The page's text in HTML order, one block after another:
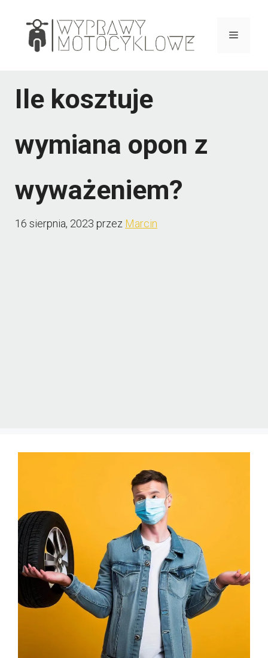
Menu
Ile kosztuje
wymiana opon z
wyważeniem?
16 sierpnia, 2023 przez Marcin